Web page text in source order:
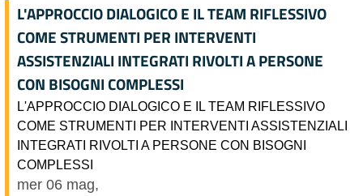
L'APPROCCIO DIALOGICO E IL TEAM RIFLESSIVO
COME STRUMENTI PER INTERVENTI
ASSISTENZIALI INTEGRATI RIVOLTI A PERSONE
CON BISOGNI COMPLESSI
L'APPROCCIO DIALOGICO E IL TEAM RIFLESSIVO
COME STRUMENTI PER INTERVENTI ASSISTENZIALI
INTEGRATI RIVOLTI A PERSONE CON BISOGNI
COMPLESSI
mer 06 mag,